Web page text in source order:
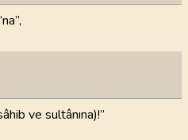
ve sultânına)!”